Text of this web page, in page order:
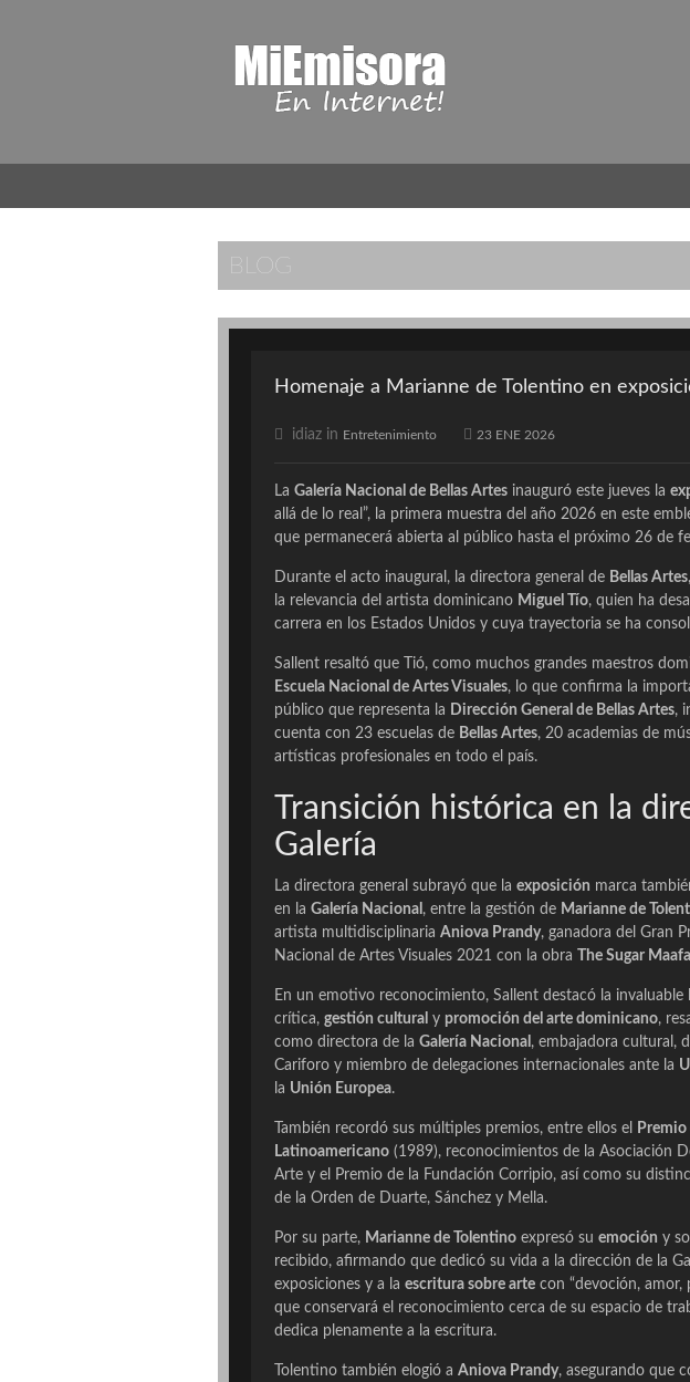
BLOG
Homenaje a Marianne de Tolentino en
idiaz in Entretenimiento 23 ENE 2026
La Galería Nacional de Bellas Artes inauguró este jueves la
allá de lo real”, la primera muestra del año 2026 en este
que permanecerá abierta al público hasta el próximo 26 de
Durante el acto inaugural, la directora general de Bellas Artes,
la relevancia del artista dominicano Miguel Tío, quien ha
carrera en los Estados Unidos y cuya trayectoria se ha
Sallent resaltó que Tió, como muchos grandes maestros
Escuela Nacional de Artes Visuales, lo que confirma la
público que representa la Dirección General de Bellas Artes,
cuenta con 23 escuelas de Bellas Artes, 20 academias de
artísticas profesionales en todo el país.
Transición histórica en la
Galería
La directora general subrayó que la exposición marca
en la Galería Nacional , entre la gestión de Marianne de
artista multidisciplinaria Aniova Prandy, ganadora del Gran
Nacional de Artes Visuales 2021 con la obra
The Sugar Maafa
En un emotivo reconocimiento, Sallent destacó la invaluable
crítica, gestión cultural y promoción del arte dominicano,
como directora de la Galería Nacional , embajadora cultural,
Cariforo y miembro de delegaciones internacionales ante la
la Unión Europea.
También recordó sus múltiples premios, entre ellos el
Latinoamericano (1989), reconocimientos de la Asociación
Arte y el Premio de la Fundación Corripio, así como su
de la Orden de Duarte, Sánchez y Mella.
Por su parte, Marianne de Tolentino expresó su emoción y
recibido, afirmando que dedicó su vida a la dirección de la
exposiciones y a la escritura sobre arte con “devoción, amor,
que conservará el reconocimiento cerca de su espacio de
dedica plenamente a la escritura.
Tolentino también elogió a Aniova Prandy, asegurando que